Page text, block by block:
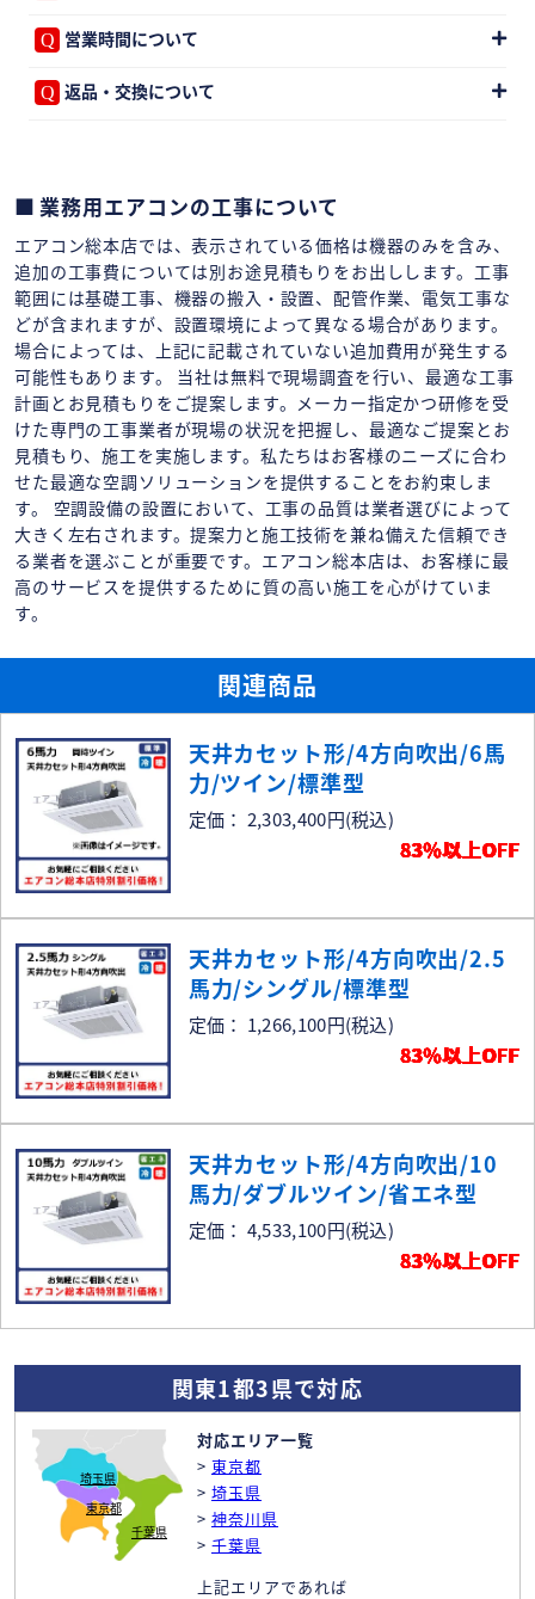
営業時間について
返品・交換について
業務用エアコンの工事について
エアコン総本店では、表示されている価格は機器のみを含み、
追加の工事費については別お途見積もりをお出しします。工事
範囲には基礎工事、機器の搬入・設置、配管作業、電気工事な
どが含まれますが、設置環境によって異なる場合があります。
場合によっては、上記に記載されていない追加費用が発生する
可能性もあります。 当社は無料で現場調査を行い、最適な工事
計画とお見積もりをご提案します。メーカー指定かつ研修を受
けた専門の工事業者が現場の状況を把握し、最適なご提案とお
見積もり、施工を実施します。私たちはお客様のニーズに合わ
せた最適な空調ソリューションを提供することをお約束しま
す。 空調設備の設置において、工事の品質は業者選びによって
大きく左右されます。提案力と施工技術を兼ね備えた信頼でき
る業者を選ぶことが重要です。エアコン総本店は、お客様に最
高のサービスを提供するために質の高い施工を心がけていま
す。
関連商品
天井カセット形/4方向吹出/6馬
力/ツイン/標準型
定価： 2,303,400円(税込)
83％以上OFF
天井カセット形/4方向吹出/2.5
馬力/シングル/標準型
定価： 1,266,100円(税込)
83％以上OFF
天井カセット形/4方向吹出/10
馬力/ダブルツイン/省エネ型
定価： 4,533,100円(税込)
83％以上OFF
関東1都3県で対応
東京都
埼玉県
千葉県
対応エリア一覧
> 東京都
> 埼玉県
> 神奈川県
> 千葉県
上記エリアであれば